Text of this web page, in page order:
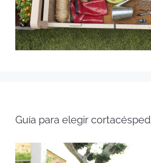
Guía para elegir cortacésped